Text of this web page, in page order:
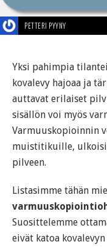
PETTERI PYYNY
Yksi pahimpia
kovalevy hajoaa ja
auttavat erilaiset
sisällön voi myös
Varmuuskopioinnin
muistitikuille,
pilveen.
Listasimme tähän
Suosittelemme
eivät katoa